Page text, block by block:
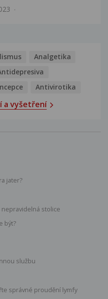
Analgetika
Antivirotika
a vyšetření
jater?
nepravidelná stolice
být?
službu
správné proudění lymfy